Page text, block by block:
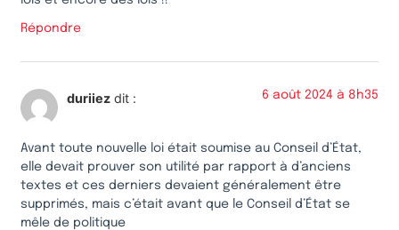
Répondre
duriiez dit : 6 août 2024 à 8h35
Avant toute nouvelle loi était soumise au Conseil d’État,
elle devait prouver son utilité par rapport à d’anciens
textes et ces derniers devaient généralement être
supprimés, mais c’était avant que le Conseil d’État se
mêle de politique